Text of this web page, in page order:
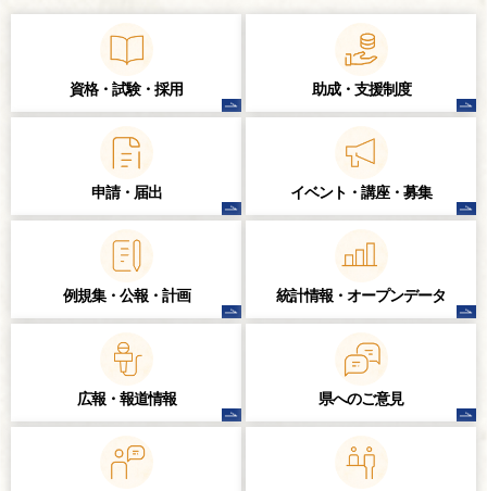
資格・試験・ 採用 助成・支援制度
申請・届出 イベント・講座・ 募集
例規集・公報・計画 統計情報・ オープンデータ
広報・報道情報 県へのご意見